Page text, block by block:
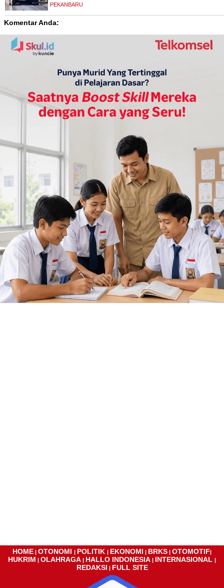
PEKANBARU
Komentar Anda:
HOME OTONOMI POLITIK EKONOMI BRKS OTOMOTIF
HUKRIM OLAHRAGA HALLO INDONESIA INTERNASIONAL
REDAKSI FULL SITE